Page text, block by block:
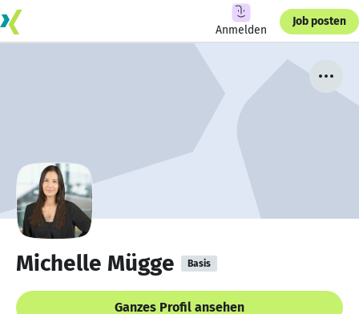
Anmelden
Job posten
Michelle Mügge Basis
Ganzes Profil ansehen